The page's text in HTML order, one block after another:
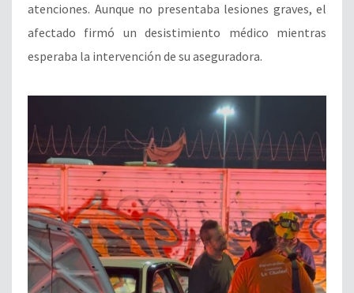
atenciones. Aunque no presentaba lesiones graves, el
afectado firmó un desistimiento médico mientras
esperaba la intervención de su aseguradora.